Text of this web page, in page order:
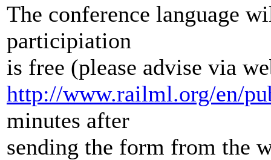
The conference language
participiation
is free (please advise via
http://www.railml.org/en/
minutes after
sending the form from the